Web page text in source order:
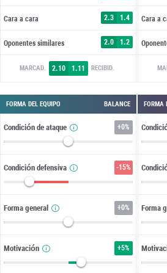
Cara a cara 2.3 1.4
Oponentes similares 2.0 1.2
MARCAD. 2.10 1.11 RECIBID.
FORMA DEL EQUIPO BALANCE
Condición de ataque +0%
Condición defensiva -15%
Forma general +0%
Motivación +5%
Cara a
FORMA
Forma